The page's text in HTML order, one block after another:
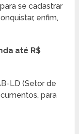
se cadastrar
enfim,
até R$
LD (Setor de
para